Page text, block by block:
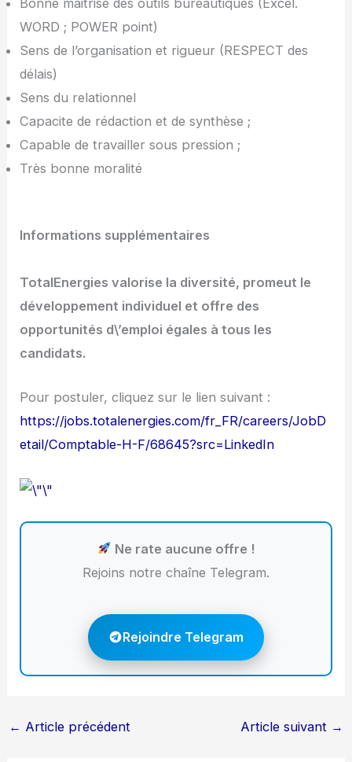
Bonne maitrise des outils bureautiques (Excel.
WORD ; POWER point)
Sens de l’organisation et rigueur (RESPECT des
délais)
Sens du relationnel
Capacite de rédaction et de synthèse ;
Capable de travailler sous pression ;
Très bonne moralité
Informations supplémentaires
TotalEnergies valorise la diversité, promeut le
développement individuel et offre des
opportunités d\’emploi égales à tous les
candidats.
Pour postuler, cliquez sur le lien suivant :
https://jobs.totalenergies.com/fr_FR/careers/JobD
etail/Comptable-H-F/68645?src=LinkedIn
Ne rate aucune offre !
Rejoins notre chaîne Telegram.
Rejoindre Telegram
← Article précédent Article suivant →